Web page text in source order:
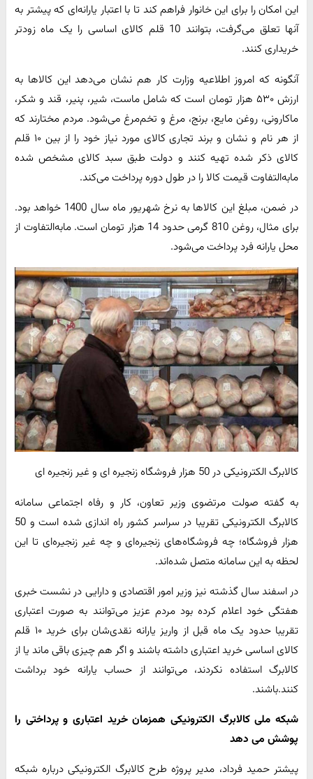
این امکان را برای این خانوار فراهم کند تا با اعتبار یارانه‌ای که پیشتر به
آنها تعلق می‌گرفت، بتوانند 10 قلم کالای اساسی را یک ماه زودتر
خریداری کنند.
آنگونه که امروز اطلاعیه وزارت کار هم نشان می‌دهد این کالاها به
ارزش ۵۳۰ هزار تومان است که شامل ماست، شیر، پنیر، قند و شکر،
ماکارونی، روغن مایع، برنج، مرغ و تخم‌مرغ می‌شود. مردم مختارند که
از هر نام و نشان و برند تجاری کالای مورد نیاز خود را از بین ۱۰ قلم
کالای ذکر شده تهیه کنند و دولت طبق سبد کالای مشخص شده
مابه‌التفاوت قیمت کالا را در طول دوره پرداخت می‌کند.
در ضمن، مبلغ این کالاها به نرخ شهریور ماه سال 1400 خواهد بود.
برای مثال، روغن 810 گرمی حدود 14 هزار تومان است. مابه‌التفاوت از
محل یارانه فرد پرداخت می‌شود.
کالابرگ الکترونیکی در 50 هزار فروشگاه زنجیره ای و غیر زنجیره ای
به گفته صولت مرتضوی وزیر تعاون، کار و رفاه اجتماعی سامانه
کالابرگ الکترونیکی تقریبا در سراسر کشور راه اندازی شده است و 50
هزار فروشگاه؛ چه فروشگاه‌های زنجیره‌ای و چه غیر زنجیره‌ای تا این
لحظه به این سامانه متصل شده‌اند.
در اسفند سال گذشته نیز وزیر امور اقتصادی و دارایی در نشست خبری
هفتگی خود اعلام کرده بود مردم عزیز می‌توانند به صورت اعتباری
تقریبا حدود یک ماه قبل از واریز یارانه نقدی‌شان برای خرید ۱۰ قلم
کالای اساسی خرید اعتباری داشته باشند و اگر هم چیزی باقی ماند یا از
کالابرگ استفاده نکردند، می‌توانند از حساب یارانه خود برداشت
کنند.باشند.
شبکه ملی کالابرگ الکترونیکی همزمان خرید اعتباری و پرداختی را
پوشش می دهد
پیشتر حمید فرداد، مدیر پروژه طرح کالابرگ الکترونیکی درباره شبکه